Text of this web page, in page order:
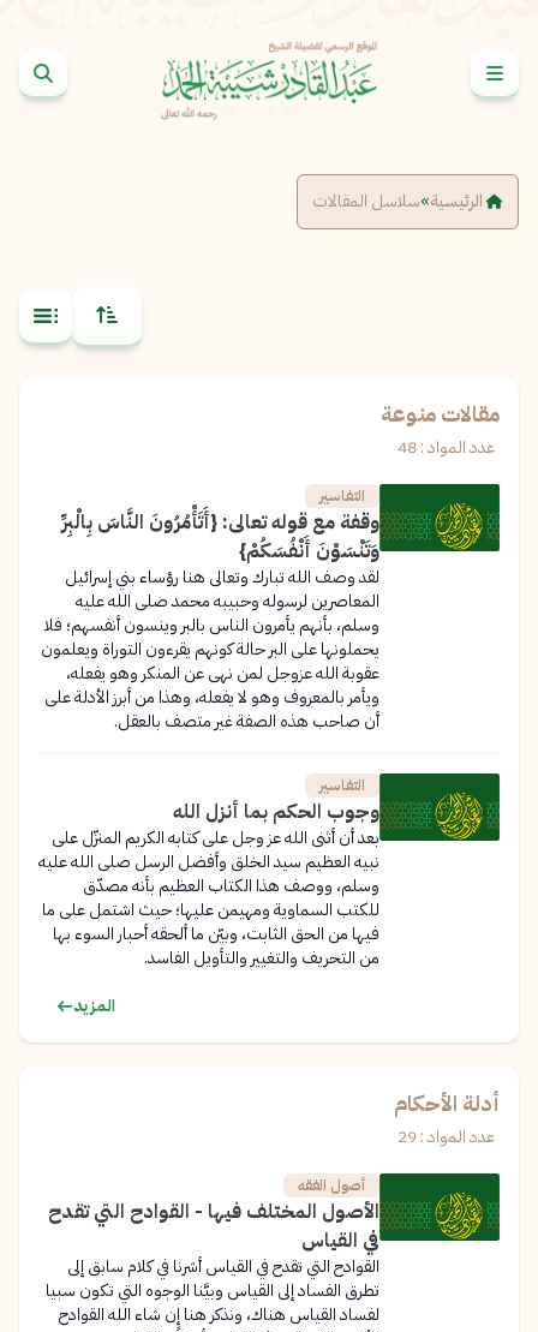
الرئيسية»سلاسل المقالات
مقالات منوعة
عدد المواد : 48
التفاسير
وقفة مع قوله تعالى: {أَتَأْمُرُونَ النَّاسَ بِالْبِرِّ
وَتَنْسَوْنَ أَنْفُسَكُمْ}
لقد وصف الله تبارك وتعالى هنا رؤساء بني إسرائيل
المعاصرين لرسوله وحبيبه محمد صلى الله عليه
وسلم، بأنهم يأمرون الناس بالبر وينسون أنفسهم؛ فلا
يحملونها على البر حالة كونهم يقرءون التوراة ويعلمون
عقوبة الله عزوجل لمن نهى عن المنكر وهو يفعله،
ويأمر بالمعروف وهو لا يفعله، وهذا من أبرز الأدلة على
أن صاحب هذه الصفة غير متصف بالعقل.
التفاسير
وجوب الحكم بما أنزل الله
بعد أن أثنى الله عز وجل على كتابه الكريم المنزّل على
نبيه العظيم سيد الخلق وأفضل الرسل صلى الله عليه
وسلم، ووصف هذا الكتاب العظيم بأنه مصدّق
للكتب السماوية ومهيمن عليها؛ حيث اشتمل على ما
فيها من الحق الثابت، وبيّن ما ألحقه أحبار السوء بها
من التحريف والتغيير والتأويل الفاسد.
المزيد
أدلة الأحكام
عدد المواد : 29
أصول الفقه
الأصول المختلف فيها - القوادح التي تقدح
في القياس
القوادح التي تقدح في القياس أشرنا في کلام سابق إلى
تطرق الفساد إلى القياس وبيَّنا الوجوه التي تكون سبيا
لفساد القياس هناك، ونذكر هنا إن شاء الله القوادح